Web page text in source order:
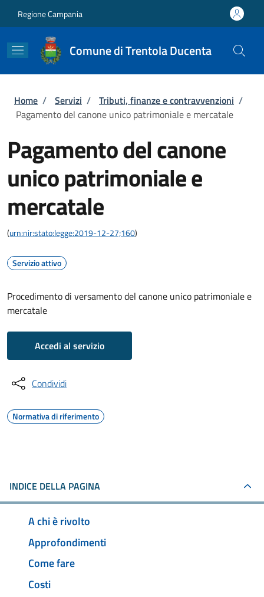
Regione Campania
Comune di Trentola Ducenta
Briciole di pane
Home / Servizi / Tributi, finanze e contravvenzioni /
Pagamento del canone unico patrimoniale e mercatale
Pagamento del canone
unico patrimoniale e
mercatale
(urn:nir:stato:legge:2019-12-27;160)
Servizio attivo
Procedimento di versamento del canone unico patrimoniale e
mercatale
Accedi al servizio
Condividi
Normativa di riferimento
INDICE DELLA PAGINA
A chi è rivolto
Approfondimenti
Come fare
Costi